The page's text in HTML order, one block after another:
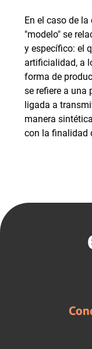
En el caso de
"modelo" se
y específico: el
artificialidad, a
forma de
se refiere a una
ligada a
manera
con la finalidad